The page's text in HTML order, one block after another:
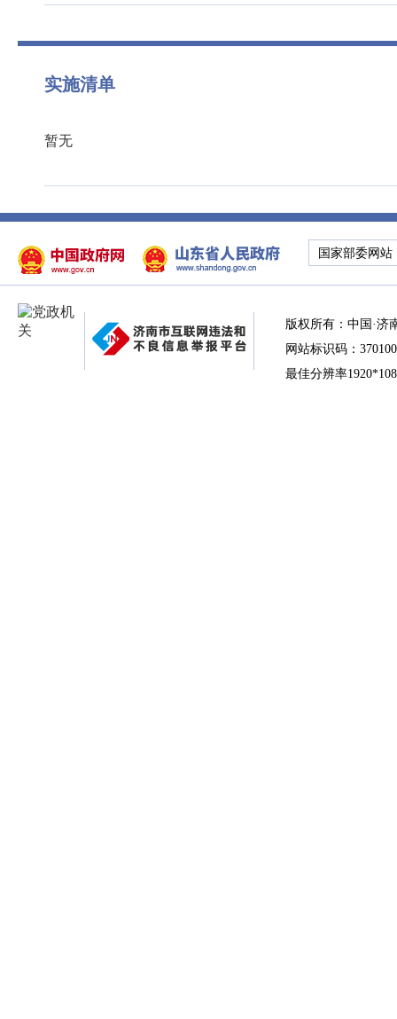
实施清单
暂无
国家部委网站
版权所有：中国·济
网站标识码：
最佳分辨率